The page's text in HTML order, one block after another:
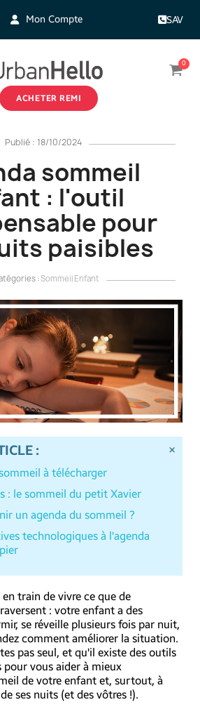
Mon Compte SAV
ACHETER REMI
Publié : 18/10/2024
sommeil
: l'outil
pour
paisibles
:Sommeil Enfant
:
à télécharger
: le sommeil du petit Xavier
un agenda du sommeil ?
technologiques à l'agenda
×
train de vivre ce que de
: votre enfant a des
se réveille plusieurs fois par nuit,
comment améliorer la situation.
pas seul, et qu'il existe des outils
vous aider à mieux
de votre enfant et, surtout, à
ses nuits (et des vôtres !).